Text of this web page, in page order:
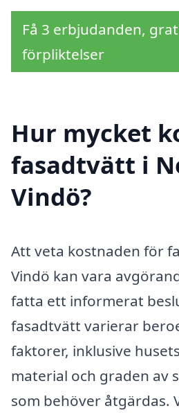
Få 3 erbjudanden,
förpliktelser
Hur mycket
fasadtvätt i
Vindö?
Att veta kostnaden för
Vindö kan vara
fatta ett informerat
fasadtvätt varierar
faktorer, inklusive
material och graden av
som behöver åtgärdas.